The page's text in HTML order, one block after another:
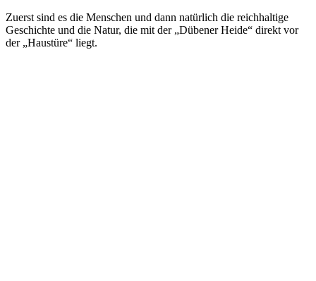
Zuerst sind es die Menschen und dann natürlich die reichhaltige
Geschichte und die Natur, die mit der „Dübener Heide“ direkt vor
der „Haustüre“ liegt.